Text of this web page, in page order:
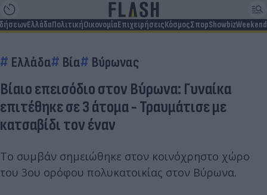
ΕλλάδαΠολιτικήΟικονομίαΕπιχειρήσειςΚόσμοςΣπορShowbizWeekend
Ελλάδα Βία Βύρωνας
Βίαιο επεισόδιο στον Βύρωνα: Γυναίκα
επιτέθηκε σε 3 άτομα - Τραυμάτισε με
κατσαβίδι τον έναν
Το συμβάν σημειώθηκε στον κοινόχρηστο χώρο
του 3ου ορόφου πολυκατοικίας στον Βύρωνα.